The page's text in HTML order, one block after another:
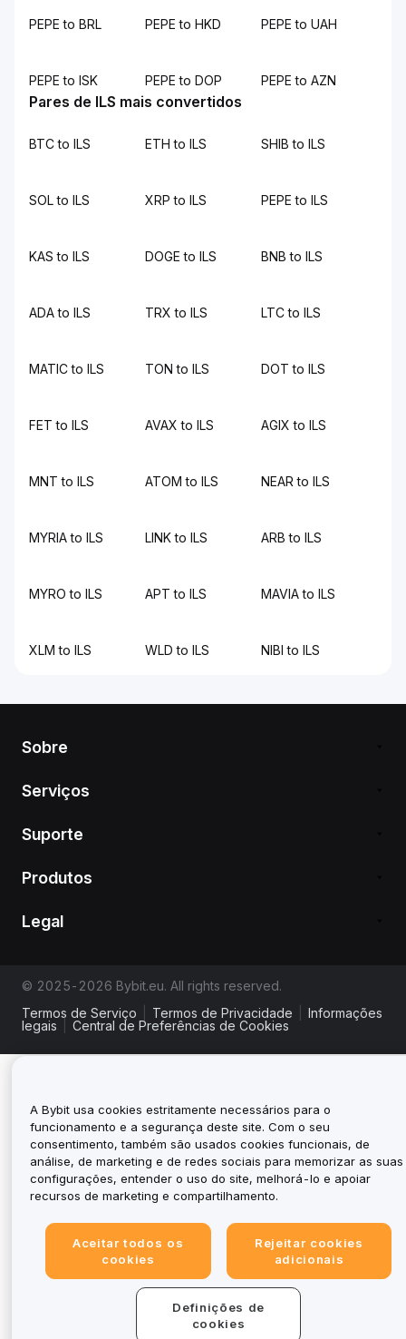
PEPE to BRL PEPE to HKD PEPE to UAH
PEPE to ISK PEPE to DOP PEPE to AZN
Pares de ILS mais convertidos
BTC to ILS ETH to ILS SHIB to ILS
SOL to ILS XRP to ILS PEPE to ILS
KAS to ILS DOGE to ILS BNB to ILS
ADA to ILS TRX to ILS LTC to ILS
MATIC to ILS TON to ILS DOT to ILS
FET to ILS AVAX to ILS AGIX to ILS
MNT to ILS ATOM to ILS NEAR to ILS
MYRIA to ILS LINK to ILS ARB to ILS
MYRO to ILS APT to ILS MAVIA to ILS
XLM to ILS WLD to ILS NIBI to ILS
Sobre
Serviços
Suporte
Produtos
Legal
© 2025-2026 Bybit.eu. All rights reserved.
Termos de Serviço
Termos de Privacidade
Informações
legais
Central de Preferências de Cookies
A Bybit usa cookies estritamente necessários para o
funcionamento e a segurança deste site. Com o seu
consentimento, também são usados cookies funcionais, de
análise, de marketing e de redes sociais para memorizar as suas
configurações, entender o uso do site, melhorá-lo e apoiar
recursos de marketing e compartilhamento.
Aceitar todos os
cookies
Rejeitar cookies
adicionais
Definições de
cookies